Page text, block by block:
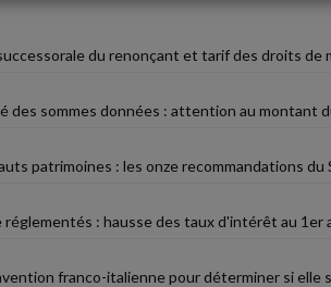
du renonçant et tarif des droits
des sommes données : attention au montant
patrimoines : les onze recommandations du
réglementés : hausse des taux d'intérêt au 1er
franco-italienne pour déterminer si elle